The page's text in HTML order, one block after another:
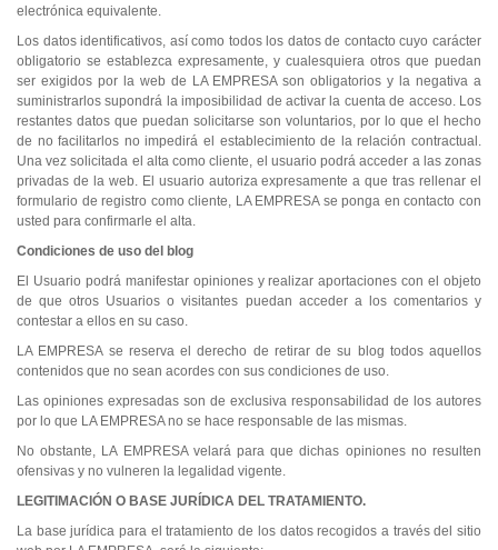
electrónica equivalente.
Los datos identificativos, así como todos los datos de contacto cuyo carácter
obligatorio se establezca expresamente, y cualesquiera otros que puedan
ser exigidos por la web de LA EMPRESA son obligatorios y la negativa a
suministrarlos supondrá la imposibilidad de activar la cuenta de acceso. Los
restantes datos que puedan solicitarse son voluntarios, por lo que el hecho
de no facilitarlos no impedirá el establecimiento de la relación contractual.
Una vez solicitada el alta como cliente, el usuario podrá acceder a las zonas
privadas de la web. El usuario autoriza expresamente a que tras rellenar el
formulario de registro como cliente, LA EMPRESA se ponga en contacto con
usted para confirmarle el alta.
Condiciones de uso del blog
El Usuario podrá manifestar opiniones y realizar aportaciones con el objeto
de que otros Usuarios o visitantes puedan acceder a los comentarios y
contestar a ellos en su caso.
LA EMPRESA se reserva el derecho de retirar de su blog todos aquellos
contenidos que no sean acordes con sus condiciones de uso.
Las opiniones expresadas son de exclusiva responsabilidad de los autores
por lo que LA EMPRESA no se hace responsable de las mismas.
No obstante, LA EMPRESA velará para que dichas opiniones no resulten
ofensivas y no vulneren la legalidad vigente.
LEGITIMACIÓN O BASE JURÍDICA DEL TRATAMIENTO.
La base jurídica para el tratamiento de los datos recogidos a través del sitio